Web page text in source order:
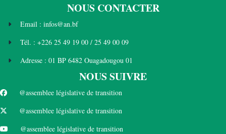
NOUS CONTACTER
Email : infos@an.bf
Tél. : +226 25 49 19 00 / 25 49 00 09
Adresse : 01 BP 6482 Ouagadougou 01
NOUS SUIVRE
@assemblee législative de transition
@assemblee législative de transition
@assemblee législative de transition